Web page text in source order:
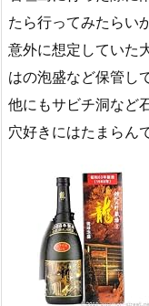
たら行ってみたらい
意外に想定していた
はの泡盛など保管し
他にもサビチ洞など
穴好きにはたまらん